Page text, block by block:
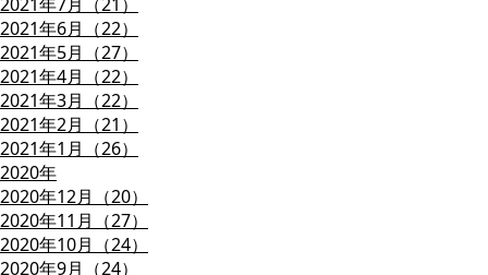
2021年6月（22）
2021年5月（27）
2021年4月（22）
2021年3月（22）
2021年2月（21）
2021年1月（26）
2020年
2020年12月（20）
2020年11月（27）
2020年10月（24）
2020年9月（24）